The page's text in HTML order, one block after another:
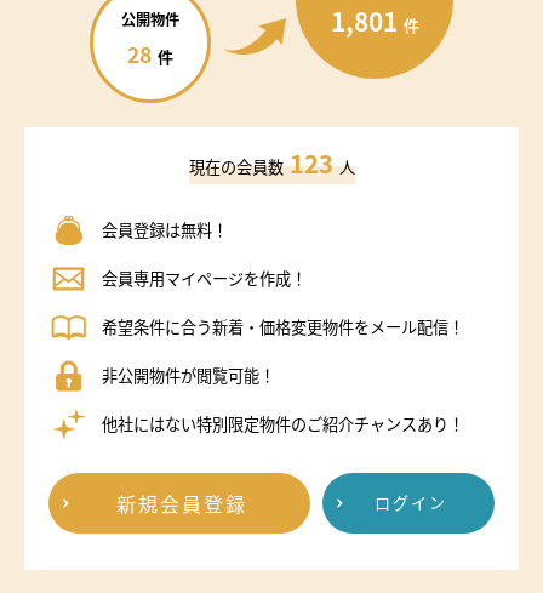
公開物件
28 件
1,801 件
現在の会員数 123 人
会員登録は無料！
会員専用マイページを作成！
希望条件に合う新着・価格変更物件をメール配信！
非公開物件が閲覧可能！
他社にはない特別限定物件のご紹介チャンスあり！
新規会員登録 ログイン